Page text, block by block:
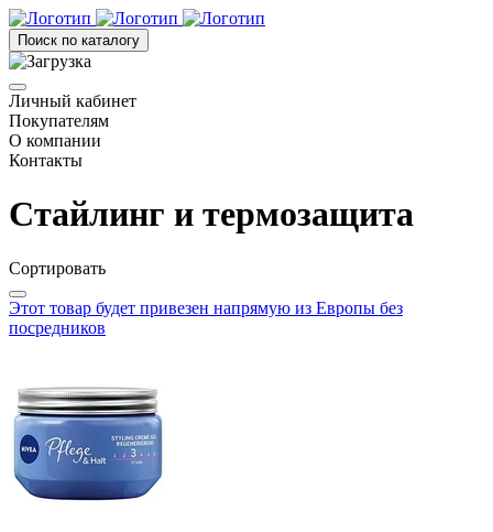
Поиск по каталогу
Личный кабинет
Покупателям
О компании
Контакты
Стайлинг и термозащита
Сортировать
Этот товар будет привезен напрямую из Европы без
посредников